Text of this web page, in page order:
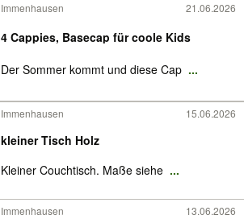
Immenhausen 21.06.2026
4 Cappies, Basecap für coole Kids
Der Sommer kommt und diese Cap ...
Immenhausen 15.06.2026
kleiner Tisch Holz
Kleiner Couchtisch. Maße siehe ...
Immenhausen 13.06.2026